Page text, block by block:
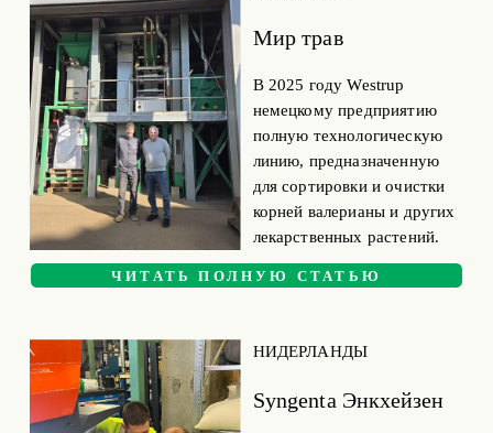
Мир трав
В 2025 году Westrup
немецкому предприятию
полную технологическую
линию, предназначенную
для сортировки и очистки
корней валерианы и других
лекарственных растений.
ЧИТАТЬ ПОЛНУЮ СТАТЬЮ
НИДЕРЛАНДЫ
Syngenta Энкхейзен